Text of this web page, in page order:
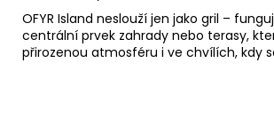
OFYR Island neslouží jen jako gril –
centrální prvek zahrady nebo terasy,
přirozenou atmosféru i ve chvílích, kdy